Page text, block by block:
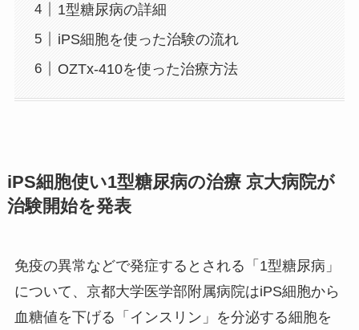
1型糖尿病の詳細
iPS細胞を使った治験の流れ
OZTx-410を使った治療方法
iPS細胞使い1型糖尿病の治療 京大病院が
治験開始を発表
免疫の異常などで発症するとされる「1型糖尿病」
について、京都大学医学部附属病院はiPS細胞から
血糖値を下げる「インスリン」を分泌する細胞を